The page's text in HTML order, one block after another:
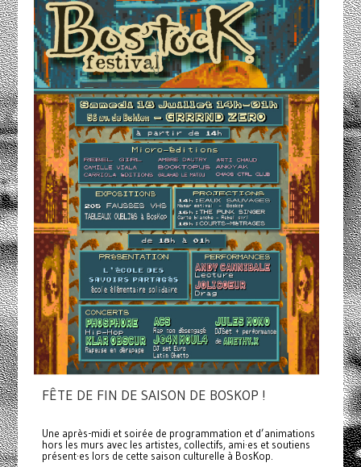
FÊTE DE FIN DE SAISON DE BOSKOP !
Une après-midi et soirée de programmation et d’animations
hors les murs avec les artistes, collectifs, ami·es et soutiens
présent·es lors de cette saison culturelle à BosKop.